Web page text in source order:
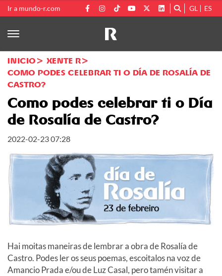
Ir a mundo-r.com GL ES
INICIO
XENTE R
COMO PODES CELEBRAR TI O DÍA DE ROSALÍA DE
CASTRO?
Como podes celebrar ti o Día
de Rosalía de Castro?
2022-02-23 07:28
Hai moitas maneiras de lembrar a obra de Rosalía de
Castro. Podes ler os seus poemas, escoitalos na voz de
Amancio Prada e/ou de Luz Casal, pero tamén visitar a